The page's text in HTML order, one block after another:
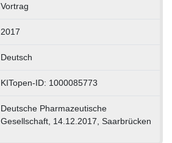
Vortrag
2017
Deutsch
KITopen-ID: 1000085773
Deutsche Pharmazeutische
Gesellschaft, 14.12.2017, Saarbrücken